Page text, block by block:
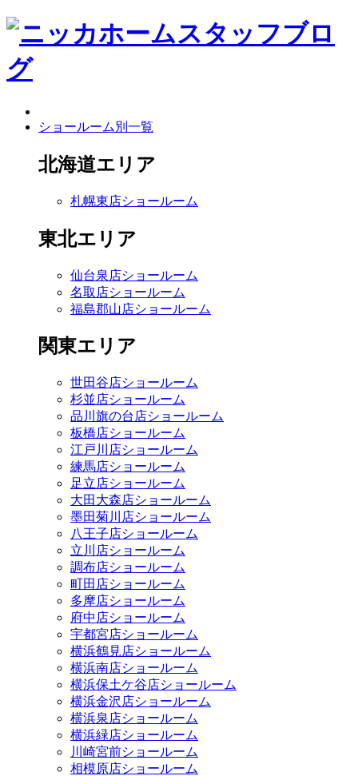
ショールーム別一覧
北海道エリア
札幌東店ショールーム
東北エリア
仙台泉店ショールーム
名取店ショールーム
福島郡山店ショールーム
関東エリア
世田谷店ショールーム
杉並店ショールーム
品川旗の台店ショールーム
板橋店ショールーム
江戸川店ショールーム
練馬店ショールーム
足立店ショールーム
大田大森店ショールーム
墨田菊川店ショールーム
八王子店ショールーム
立川店ショールーム
調布店ショールーム
町田店ショールーム
多摩店ショールーム
府中店ショールーム
宇都宮店ショールーム
横浜鶴見店ショールーム
横浜南店ショールーム
横浜保土ケ谷店ショールーム
横浜金沢店ショールーム
横浜泉店ショールーム
横浜緑店ショールーム
川崎宮前ショールーム
相模原店ショールーム